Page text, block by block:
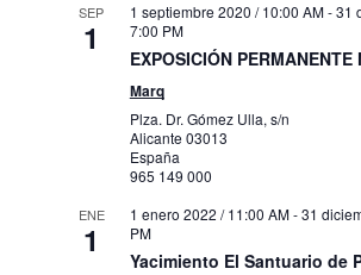
SEP
1
1 septiembre 2020 / 10:00 AM-31
7:00 PM
EXPOSICIÓN PERMANENTE
Marq
Plza. Dr. Gómez Ulla, s/n
Alicante 03013
España
965 149 000
ENE
1
1 enero 2022 / 11:00 AM-31
PM
Yacimiento El Santuario de